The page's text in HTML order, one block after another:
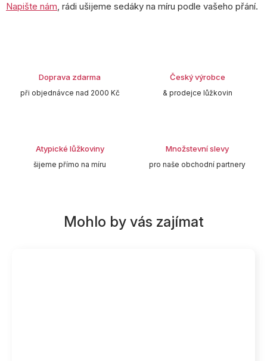
Napište nám, rádi ušijeme sedáky na míru podle vašeho přání.
Doprava zdarma
při objednávce nad 2000 Kč
Český výrobce
& prodejce lůžkovin
Atypické lůžkoviny
šijeme přímo na míru
Množstevní slevy
pro naše obchodní partnery